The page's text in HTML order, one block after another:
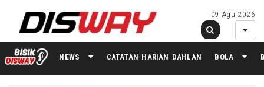
09 Agu 2026
NEWS CATATAN HARIAN DAHLAN BOLA